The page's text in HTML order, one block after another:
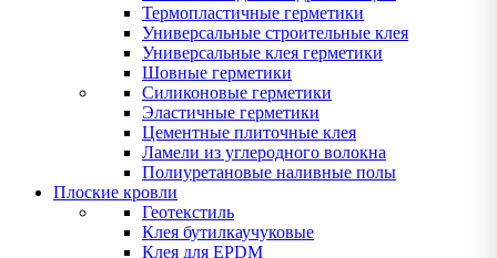
Термопластичные герметики
Универсальные строительные клея
Универсальные клея герметики
Шовные герметики
Силиконовые герметики
Эластичные герметики
Цементные плиточные клея
Ламели из углеродного волокна
Полиуретановые наливные полы
Плоские кровли
Геотекстиль
Клея бутилкаучуковые
Клея для EPDM